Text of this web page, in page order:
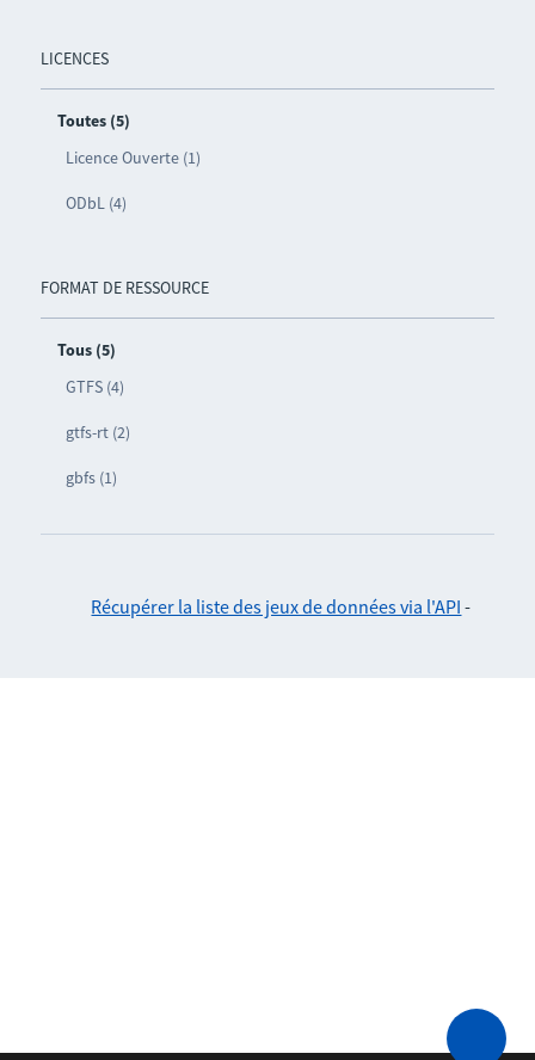
LICENCES
Toutes (5)
Licence Ouverte (1)
ODbL (4)
FORMAT DE RESSOURCE
Tous (5)
GTFS (4)
gtfs-rt (2)
gbfs (1)
Récupérer la liste des jeux de données via l'API -